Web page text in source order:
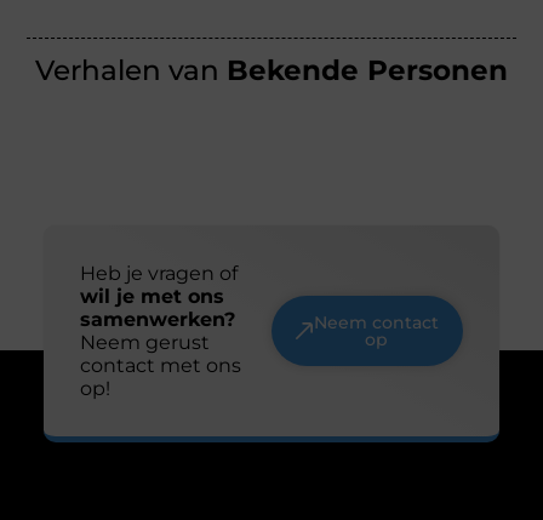
Verhalen van Bekende Personen
Heb je vragen of
wil je met ons
samenwerken?
Neem gerust
contact met ons
op!
Neem contact
op